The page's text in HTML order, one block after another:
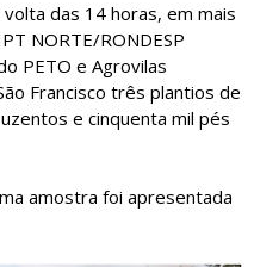
das 14 horas, em mais
NORTE/RONDESP
PETO e Agrovilas
Francisco três plantios de
e cinquenta mil pés
amostra foi apresentada